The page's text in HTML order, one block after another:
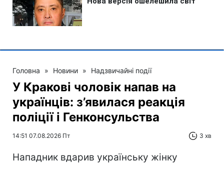
Головна » Новини » Надзвичайні події
У Кракові чоловік напав на
українців: з’явилася реакція
поліції і Генконсульства
14:51 07.08.2026 Пт 3 хв
Нападник вдарив українську жінку